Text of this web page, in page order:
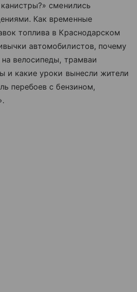
сменились
Как временные
топлива в Краснодарском
автомобилистов, почему
велосипеды, трамваи
и какие уроки вынесли жители
перебоев с бензином,